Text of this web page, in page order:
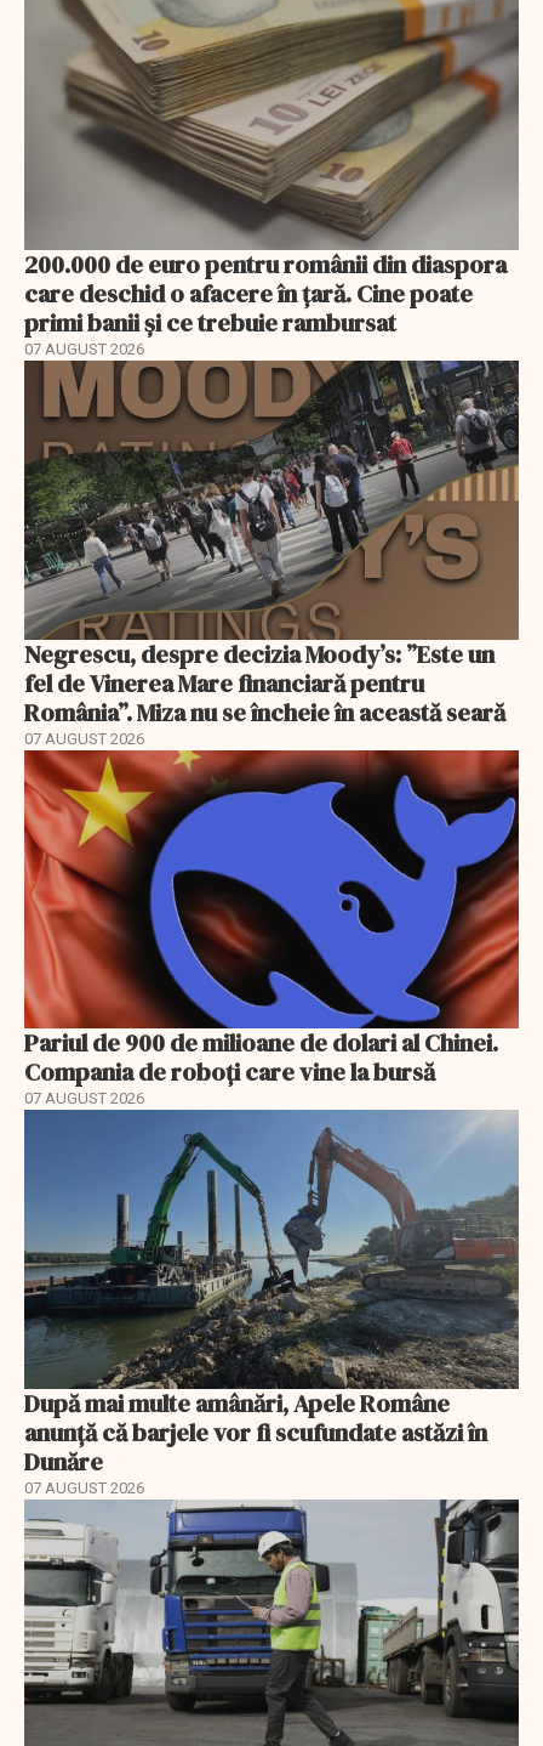
200.000 de euro pentru românii din diaspora
care deschid o afacere în țară. Cine poate
primi banii și ce trebuie rambursat
07 AUGUST 2026
Negrescu, despre decizia Moody’s: ”Este un
fel de Vinerea Mare financiară pentru
România”. Miza nu se încheie în această seară
07 AUGUST 2026
Pariul de 900 de milioane de dolari al Chinei.
Compania de roboți care vine la bursă
07 AUGUST 2026
După mai multe amânări, Apele Române
anunță că barjele vor fi scufundate astăzi în
Dunăre
07 AUGUST 2026